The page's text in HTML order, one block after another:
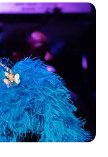
berechnet
. Außerdem
zumDownload
lauten: Latitude =
OpenStreetMap.
ein von